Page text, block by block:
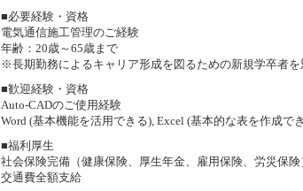
■必要経験・資格
電気通信施工管理のご経験
年齢：20歳～65歳まで
※長期勤務によるキャリア形成を図るための新規学卒者を
■歓迎経験・資格
Auto-CADのご使用経験
Word (基本機能を活用できる), Excel (基本的な表を作成
■福利厚生
社会保険完備（健康保険、厚生年金、雇用保険、労災保険
交通費全額支給